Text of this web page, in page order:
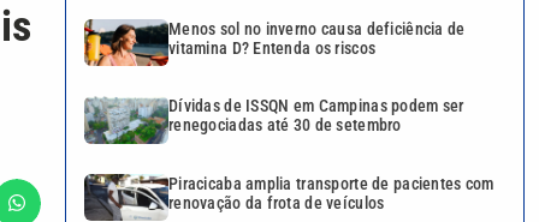
Menos sol no inverno causa deficiência de
vitamina D? Entenda os riscos
Dívidas de ISSQN em Campinas podem ser
renegociadas até 30 de setembro
Piracicaba amplia transporte de pacientes com
renovação da frota de veículos